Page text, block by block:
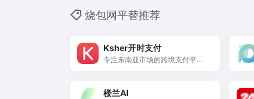
烧包网平替推荐
Ksher开时支付
专注东南亚市场的跨境支付平
0%，已服务20万+企业。
楼兰AI